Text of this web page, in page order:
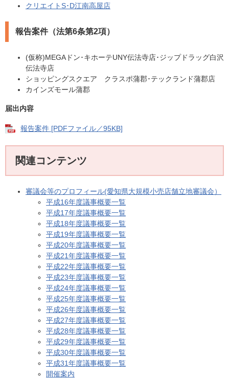
クリエイトS･D江南高屋店
報告案件（法第6条第2項）
(仮称)MEGAドン･キホーテUNY伝法寺店･ジップドラッグ白沢
伝法寺店
ショッピングスクエア クラスポ蒲郡･テックランド蒲郡店
カインズモール蒲郡
届出内容
報告案件 [PDFファイル／95KB]
関連コンテンツ
審議会等のプロフィール(愛知県大規模小売店舗立地審議会）
平成16年度議事概要一覧
平成17年度議事概要一覧
平成18年度議事概要一覧
平成19年度議事概要一覧
平成20年度議事概要一覧
平成21年度議事概要一覧
平成22年度議事概要一覧
平成23年度議事概要一覧
平成24年度議事概要一覧
平成25年度議事概要一覧
平成26年度議事概要一覧
平成27年度議事概要一覧
平成28年度議事概要一覧
平成29年度議事概要一覧
平成30年度議事概要一覧
平成31年度議事概要一覧
開催案内